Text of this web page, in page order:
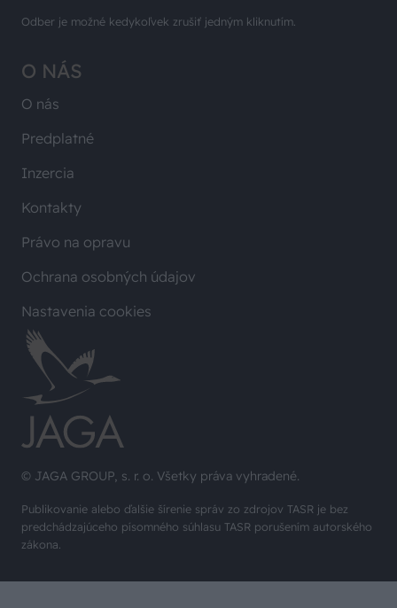
© JAGA GROUP, s. r. o. Všetky práva vyhradené.
Publikovanie alebo ďalšie šírenie správ zo zdrojov TASR je bez
predchádzajúceho písomného súhlasu TASR porušením autorského
zákona.
O NÁS
O nás
Predplatné
Inzercia
Kontakty
Právo na opravu
Ochrana osobných údajov
Nastavenia cookies
Odber je možné kedykoľvek zrušiť jedným kliknutím.